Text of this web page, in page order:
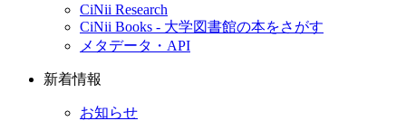
CiNii Research
CiNii Books - 大学図書館の本をさがす
メタデータ・API
新着情報
お知らせ